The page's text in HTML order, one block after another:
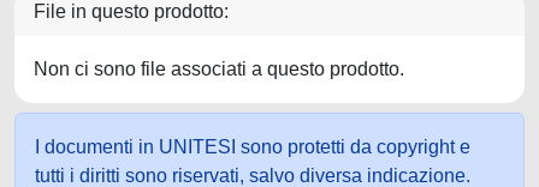
File in questo prodotto:
Non ci sono file associati a questo prodotto.
I documenti in UNITESI sono protetti da copyright e
tutti i diritti sono riservati, salvo diversa indicazione.